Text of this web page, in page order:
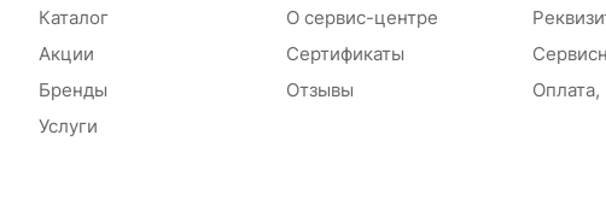
Каталог
Акции
Бренды
Услуги
О сервис-центре
Сертификаты
Отзывы
Оплата,